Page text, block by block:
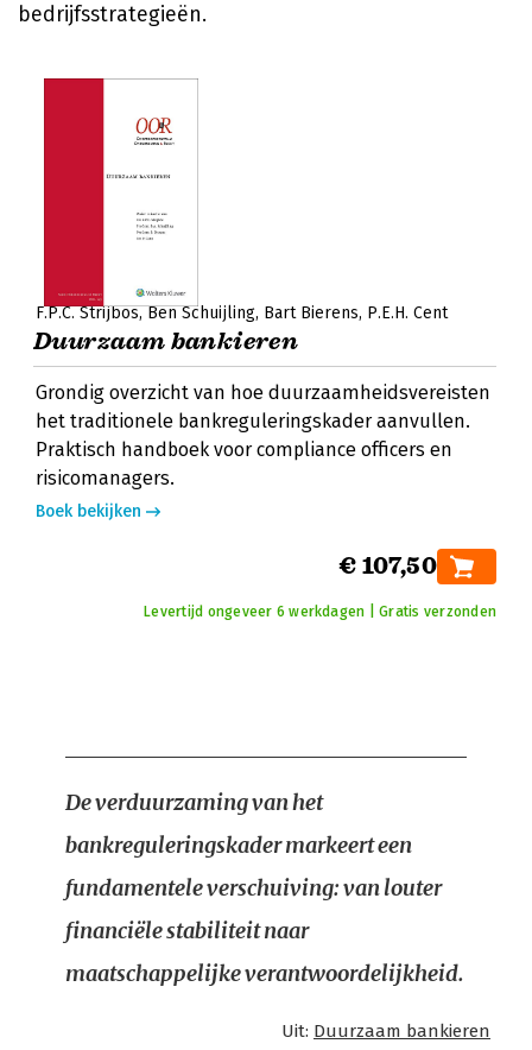
bedrijfsstrategieën.
F.P.C. Strijbos Ben Schuijling Bart Bierens P.E.H. Cent
Duurzaam bankieren
Grondig overzicht van hoe duurzaamheidsvereisten
het traditionele bankreguleringskader aanvullen.
Praktisch handboek voor compliance officers en
risicomanagers.
Boek bekijken
€ 107,50
Levertijd ongeveer 6 werkdagen | Gratis verzonden
De verduurzaming van het
bankreguleringskader markeert een
fundamentele verschuiving: van louter
financiële stabiliteit naar
maatschappelijke verantwoordelijkheid.
Uit: Duurzaam bankieren